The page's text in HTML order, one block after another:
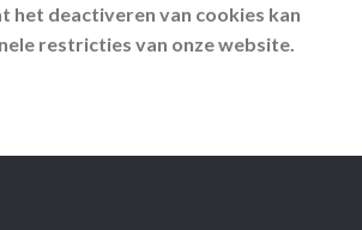
het deactiveren van cookies kan
restricties van onze website.